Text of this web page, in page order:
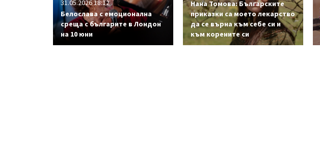
31.05.2026 18:12
Белослава с емоционална
среща с българите в Лондон
на 10 юни
Нана Томова: Българските
приказки са моето лекарство
да се върна към себе си и
към корените си